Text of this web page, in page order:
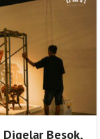
Digelar Besok,